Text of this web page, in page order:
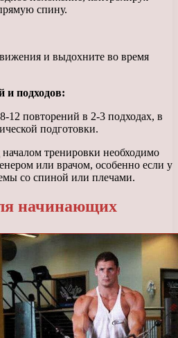
спину.
и выдохните во время
и подходов:
12 повторений в 2-3 подходах, в
подготовки.
тренировки необходимо
или врачом, особенно если у
со спиной или плечами.
начинающих